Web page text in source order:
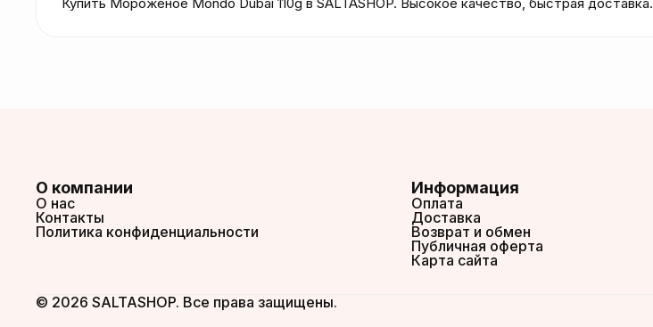
О компании
О нас
Контакты
Политика конфиденциальности
Информация
Оплата
Доставка
Возврат и обмен
Публичная оферта
Карта сайта
© 2026 SALTASHOP. Все права защищены.